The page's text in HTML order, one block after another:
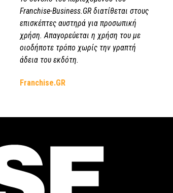
Franchise-Business.GR διατίθεται στους
επισκέπτες αυστηρά για προσωπική
χρήση. Απαγορεύεται η χρήση του με
οιοδήποτε τρόπο χωρίς την γραπτή
άδεια του εκδότη.
Franchise.GR